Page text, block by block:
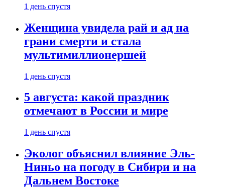
1 день спустя
Женщина увидела рай и ад на
грани смерти и стала
мультимиллионершей
1 день спустя
5 августа: какой праздник
отмечают в России и мире
1 день спустя
Эколог объяснил влияние Эль-
Ниньо на погоду в Сибири и на
Дальнем Востоке